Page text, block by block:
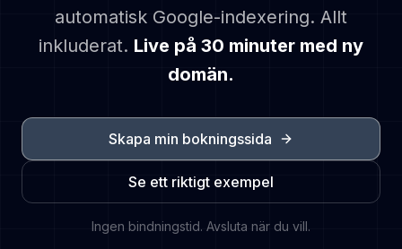
automatisk Google-indexering. Allt
inkluderat. Live på 30 minuter med ny
domän.
Skapa min bokningssida
Se ett riktigt exempel
Ingen bindningstid. Avsluta när du vill.